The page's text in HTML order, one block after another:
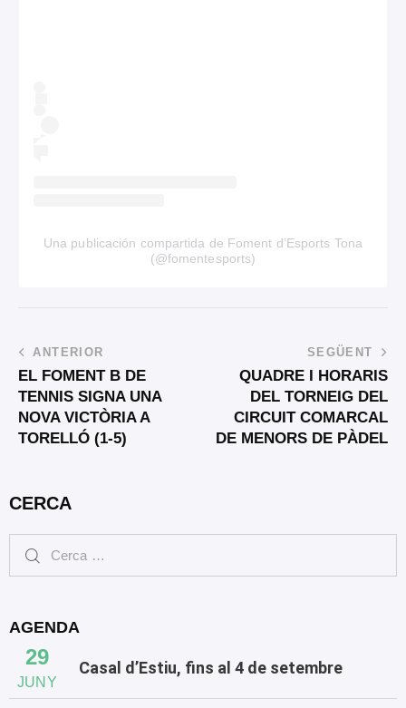
Una publicación compartida de Foment d’Esports Tona
(@fomentesports)
ANTERIOR
EL FOMENT B DE
TENNIS SIGNA UNA
NOVA VICTÒRIA A
TORELLÓ (1-5)
SEGÜENT
QUADRE I HORARIS
DEL TORNEIG DEL
CIRCUIT COMARCAL
DE MENORS DE PÀDEL
CERCA
AGENDA
29
JUNY
Casal d’Estiu, fins al 4 de setembre